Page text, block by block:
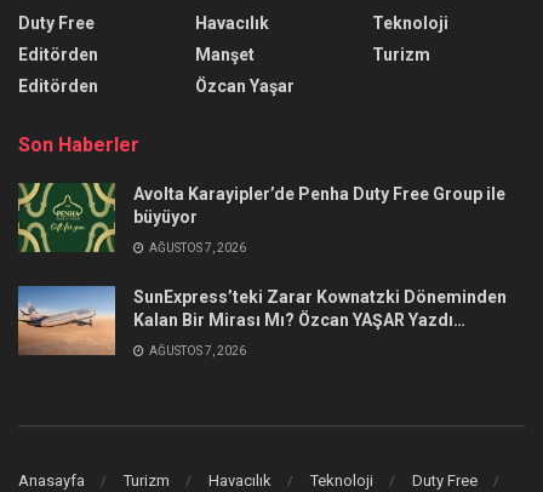
Duty Free
Editörden
Editörden
Havacılık
Manşet
Özcan Yaşar
Teknoloji
Turizm
Son Haberler
Avolta Karayipler’de Penha Duty Free Group ile
büyüyor
AĞUSTOS 7, 2026
SunExpress’teki Zarar Kownatzki Döneminden
Kalan Bir Mirası Mı? Özcan YAŞAR Yazdı…
AĞUSTOS 7, 2026
Anasayfa Turizm Havacılık Teknoloji Duty Free